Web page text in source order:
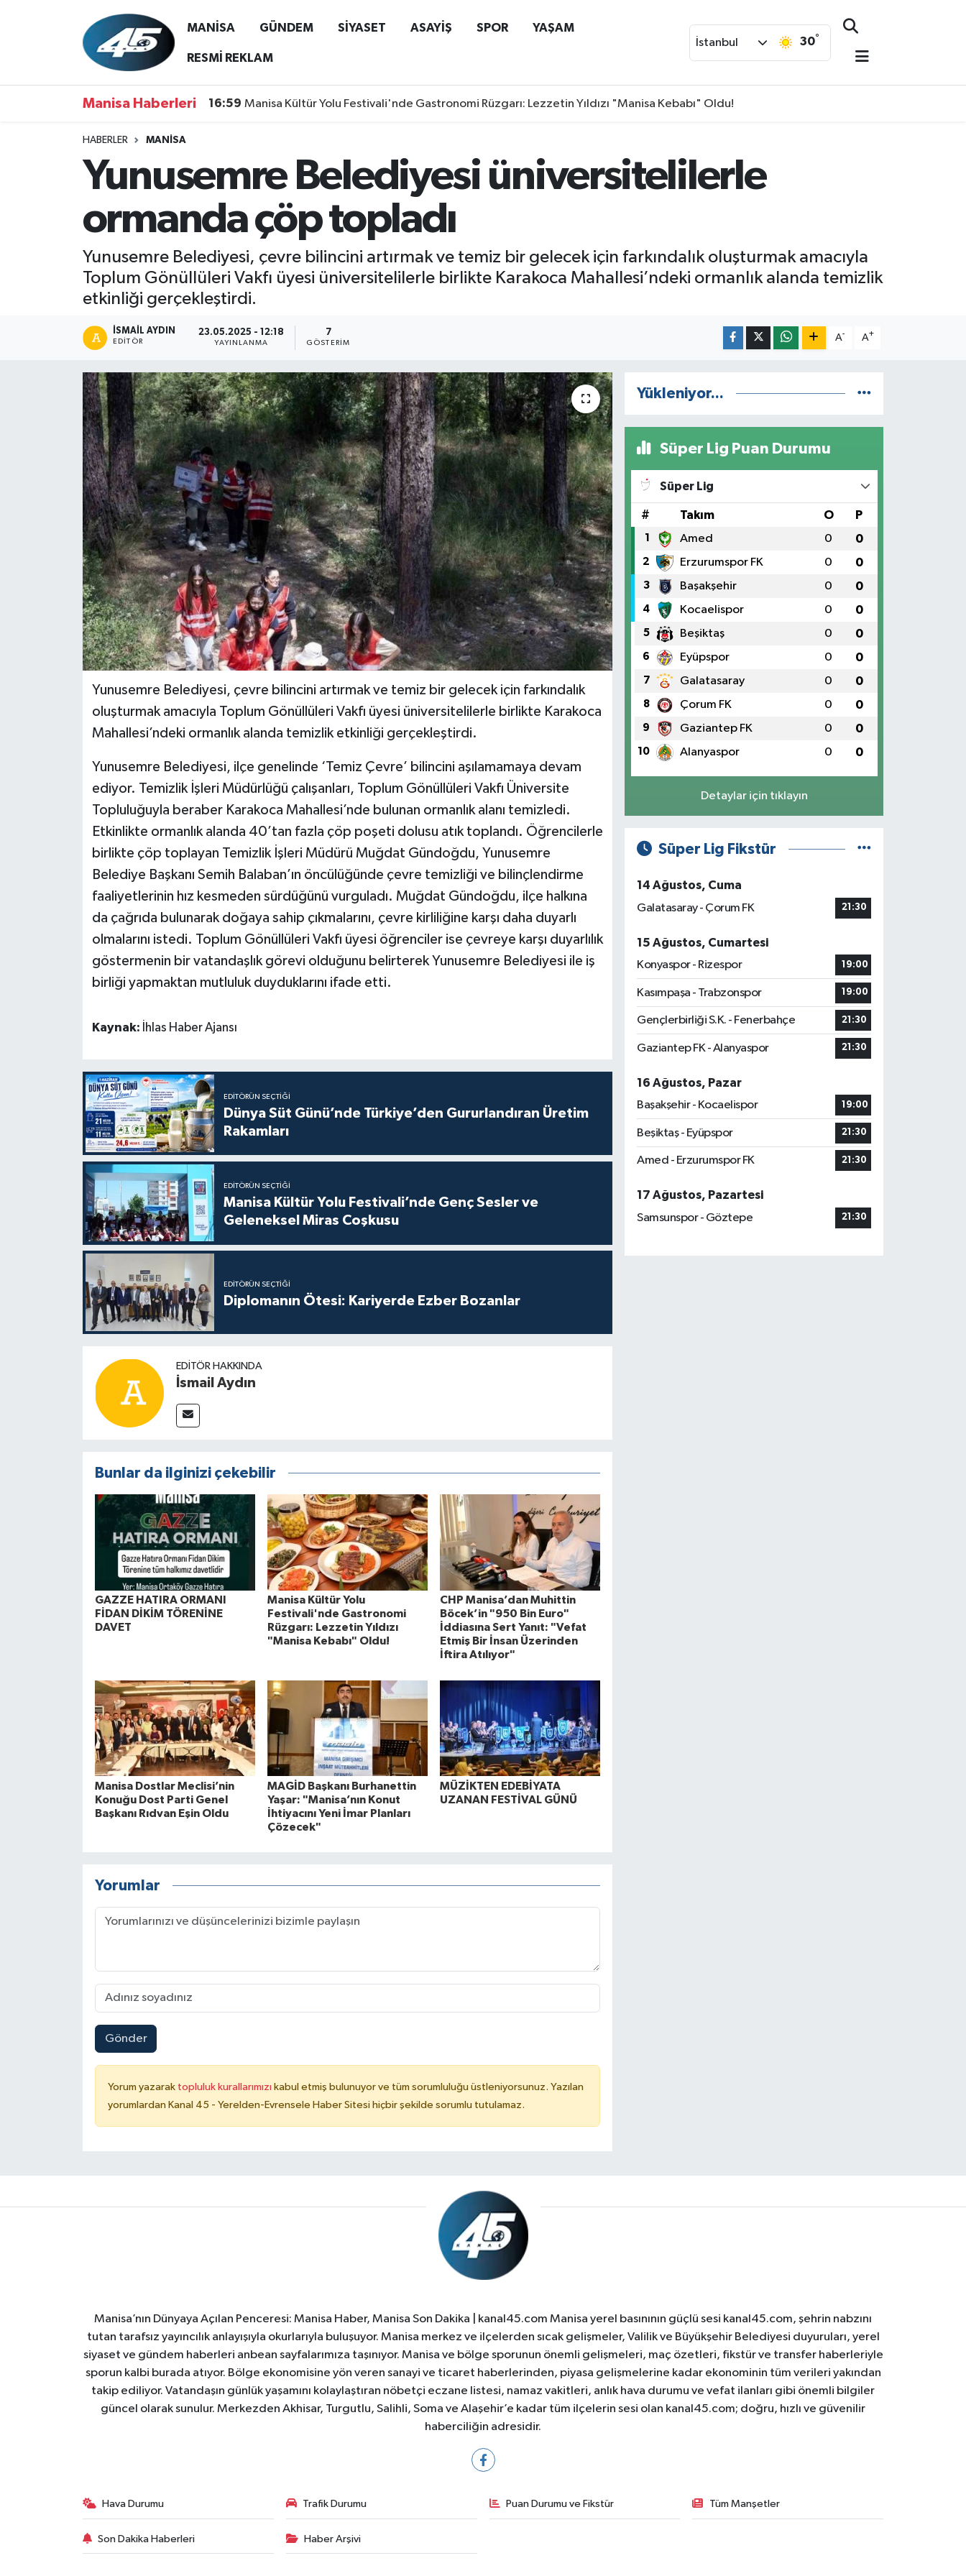
MANİSA GÜNDEM SİYASET ASAYİŞ SPOR YAŞAM
RESMİ REKLAM
İstanbul 30°
Manisa Haberleri 16:59 Manisa Kültür Yolu Festivali'nde Gastronomi Rüzgarı: Lezzetin Yıldızı "Manisa Kebabı" Oldu!
HABERLER MANİSA
Yunusemre Belediyesi üniversitelilerle
ormanda çöp topladı
Yunusemre Belediyesi, çevre bilincini artırmak ve temiz bir gelecek için farkındalık oluşturmak amacıyla
Toplum Gönüllüleri Vakfı üyesi üniversitelilerle birlikte Karakoca Mahallesi’ndeki ormanlık alanda temizlik
etkinliği gerçekleştirdi.
İSMAIL AYDIN
EDITÖR
23.05.2025 - 12:18
YAYINLANMA
7
GÖSTERIM
A- A+
Yunusemre Belediyesi, çevre bilincini artırmak ve temiz bir gelecek için farkındalık
oluşturmak amacıyla Toplum Gönüllüleri Vakfı üyesi üniversitelilerle birlikte Karakoca
Mahallesi’ndeki ormanlık alanda temizlik etkinliği gerçekleştirdi.
Yunusemre Belediyesi, ilçe genelinde ‘Temiz Çevre’ bilincini aşılamamaya devam
ediyor. Temizlik İşleri Müdürlüğü çalışanları, Toplum Gönüllüleri Vakfı Üniversite
Topluluğuyla beraber Karakoca Mahallesi’nde bulunan ormanlık alanı temizledi.
Etkinlikte ormanlık alanda 40’tan fazla çöp poşeti dolusu atık toplandı. Öğrencilerle
birlikte çöp toplayan Temizlik İşleri Müdürü Muğdat Gündoğdu, Yunusemre
Belediye Başkanı Semih Balaban’ın öncülüğünde çevre temizliği ve bilinçlendirme
faaliyetlerinin hız kesmeden sürdüğünü vurguladı. Muğdat Gündoğdu, ilçe halkına
da çağrıda bulunarak doğaya sahip çıkmalarını, çevre kirliliğine karşı daha duyarlı
olmalarını istedi. Toplum Gönüllüleri Vakfı üyesi öğrenciler ise çevreye karşı duyarlılık
göstermenin bir vatandaşlık görevi olduğunu belirterek Yunusemre Belediyesi ile iş
birliği yapmaktan mutluluk duyduklarını ifade etti.
Kaynak: İhlas Haber Ajansı
EDITÖRÜN SEÇTIĞI
Dünya Süt Günü’nde Türkiye’den Gururlandıran Üretim
Rakamları
EDITÖRÜN SEÇTIĞI
Manisa Kültür Yolu Festivali’nde Genç Sesler ve
Geleneksel Miras Coşkusu
EDITÖRÜN SEÇTIĞI
Diplomanın Ötesi: Kariyerde Ezber Bozanlar
EDITÖR HAKKINDA
İsmail Aydın
Bunlar da ilginizi çekebilir
GAZZE HATIRA ORMANI
FİDAN DİKİM TÖRENİNE
DAVET
Manisa Kültür Yolu
Festivali'nde Gastronomi
Rüzgarı: Lezzetin Yıldızı
"Manisa Kebabı" Oldu!
CHP Manisa’dan Muhittin
Böcek’in "950 Bin Euro"
İddiasına Sert Yanıt: "Vefat
Etmiş Bir İnsan Üzerinden
İftira Atılıyor"
Manisa Dostlar Meclisi’nin
Konuğu Dost Parti Genel
Başkanı Rıdvan Eşin Oldu
MAGİD Başkanı Burhanettin
Yaşar: "Manisa’nın Konut
İhtiyacını Yeni İmar Planları
Çözecek"
MÜZİKTEN EDEBİYATA
UZANAN FESTİVAL GÜNÜ
Yorumlar
Gönder
Yorum yazarak topluluk kurallarımızı kabul etmiş bulunuyor ve tüm sorumluluğu üstleniyorsunuz. Yazılan
yorumlardan Kanal 45 - Yerelden-Evrensele Haber Sitesi hiçbir şekilde sorumlu tutulamaz.
Yükleniyor...
Süper Lig Puan Durumu
Süper Lig
# Takım O P
1 Amed 0 0
2 Erzurumspor FK 0 0
3 Başakşehir 0 0
4 Kocaelispor 0 0
5 Beşiktaş 0 0
6 Eyüpspor 0 0
7 Galatasaray 0 0
8 Çorum FK 0 0
9 Gaziantep FK 0 0
10 Alanyaspor 0 0
Detaylar için tıklayın
Süper Lig Fikstür
14 Ağustos, Cuma
Galatasaray - Çorum FK
21:30
15 Ağustos, Cumartesi
Konyaspor - Rizespor
19:00
Kasımpaşa - Trabzonspor 19:00
Gençlerbirliği S.K. - Fenerbahçe 21:30
Gaziantep FK - Alanyaspor 21:30
16 Ağustos, Pazar
Başakşehir - Kocaelispor
19:00
Beşiktaş - Eyüpspor 21:30
Amed - Erzurumspor FK 21:30
17 Ağustos, Pazartesi
Samsunspor - Göztepe
21:30
Manisa’nın Dünyaya Açılan Penceresi: Manisa Haber, Manisa Son Dakika | kanal45.com Manisa yerel basınının güçlü sesi kanal45.com, şehrin nabzını
tutan tarafsız yayıncılık anlayışıyla okurlarıyla buluşuyor. Manisa merkez ve ilçelerden sıcak gelişmeler, Valilik ve Büyükşehir Belediyesi duyuruları, yerel
siyaset ve gündem haberleri anbean sayfalarımıza taşınıyor. Manisa ve bölge sporunun önemli gelişmeleri, maç özetleri, fikstür ve transfer haberleriyle
sporun kalbi burada atıyor. Bölge ekonomisine yön veren sanayi ve ticaret haberlerinden, piyasa gelişmelerine kadar ekonominin tüm verileri yakından
takip ediliyor. Vatandaşın günlük yaşamını kolaylaştıran nöbetçi eczane listesi, namaz vakitleri, anlık hava durumu ve vefat ilanları gibi önemli bilgiler
güncel olarak sunulur. Merkezden Akhisar, Turgutlu, Salihli, Soma ve Alaşehir’e kadar tüm ilçelerin sesi olan kanal45.com; doğru, hızlı ve güvenilir
haberciliğin adresidir.
Hava Durumu Trafik Durumu Puan Durumu ve Fikstür Tüm Manşetler
Son Dakika Haberleri Haber Arşivi
MANİSA
ASAYİŞ
RESMİ REKLAM
Hava Durumu
Tüm Manşetler